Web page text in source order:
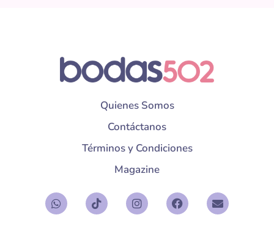
Quienes Somos
Contáctanos
Términos y Condiciones
Magazine
W
h
a
T
i
k
I
n
s
F
a
c
E
n
v